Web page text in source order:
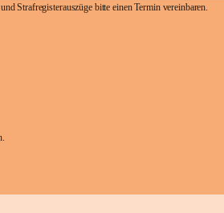
Strafregisterauszüge bitte einen Termin vereinbaren.